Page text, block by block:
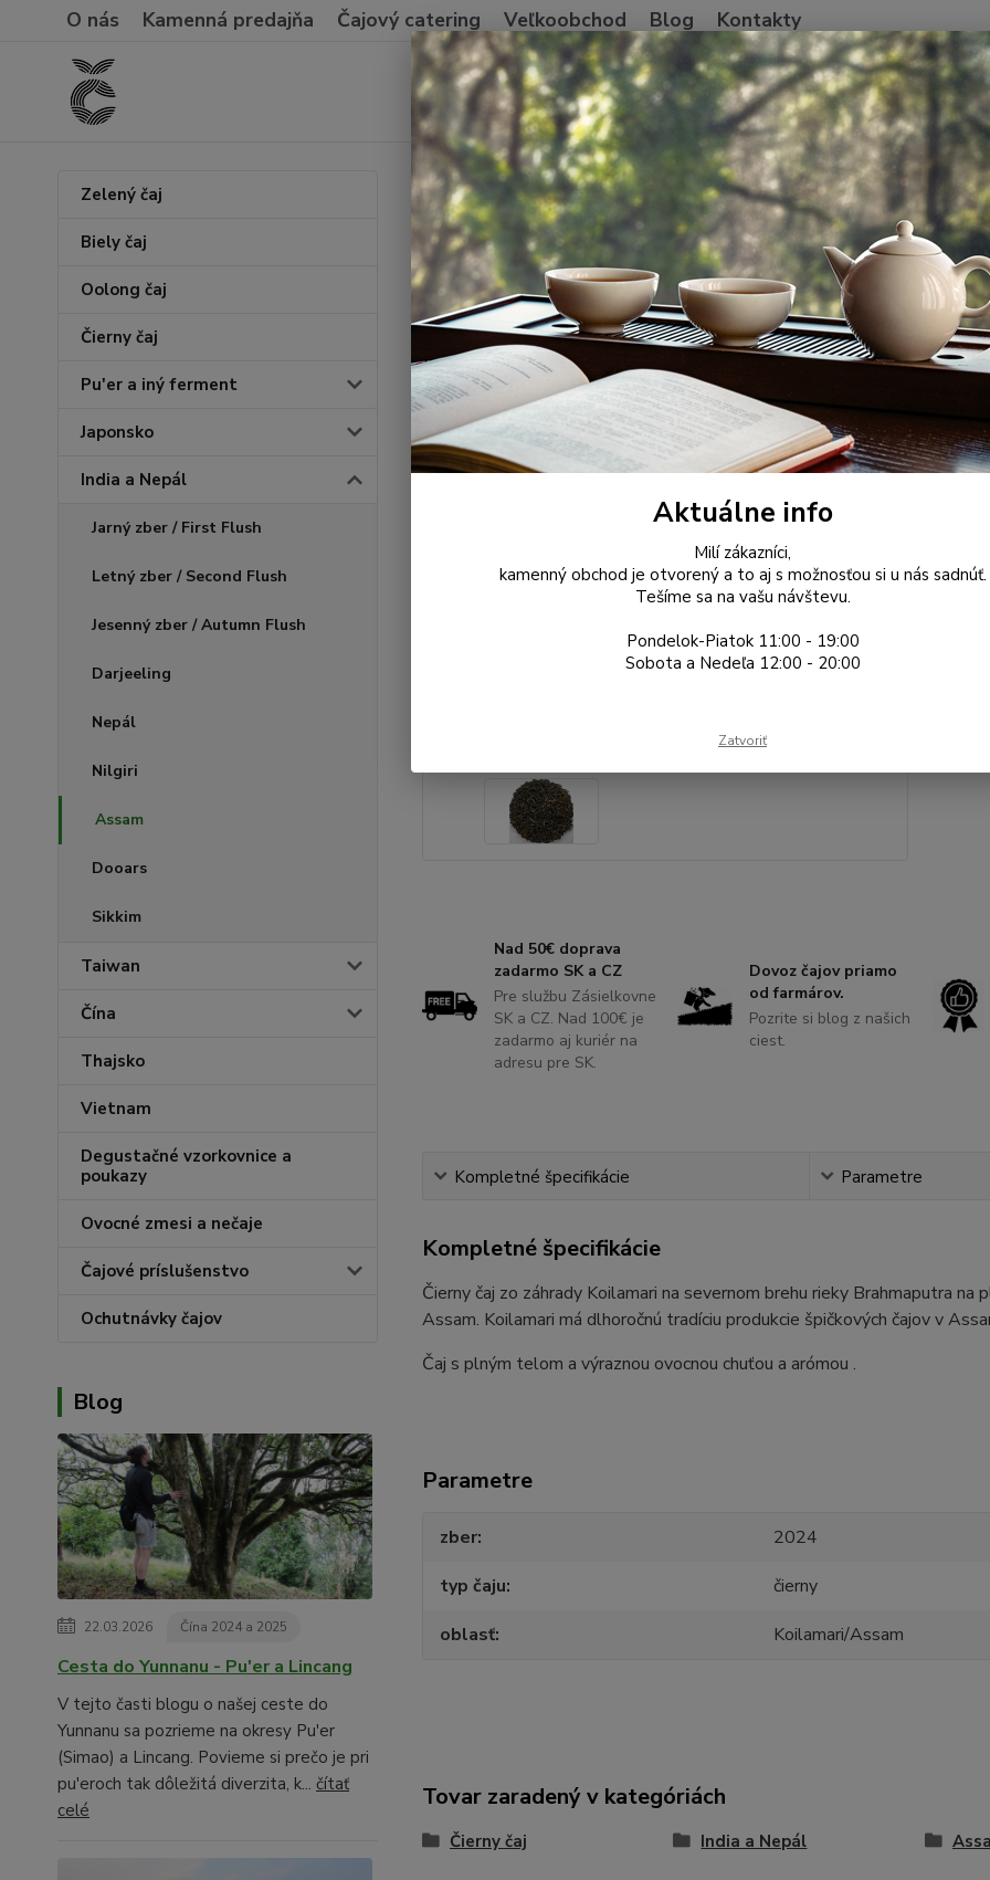
O nás Kamenná predajňa Čajový catering Veľkoobchod Blog Kontakty
Hľadať
Po-
Zelený čaj
Biely čaj
Oolong čaj
Čierny čaj
Pu'er a iný ferment
Japonsko
India a Nepál
Jarný zber / First Flush
Letný zber / Second Flush
Jesenný zber / Autumn Flush
Darjeeling
Nepál
Nilgiri
Assam
Dooars
Sikkim
Taiwan
Čína
Thajsko
Vietnam
Degustačné vzorkovnice a
poukazy
Ovocné zmesi a nečaje
Čajové príslušenstvo
Ochutnávky čajov
Blog
22.03.2026 Čína 2024 a 2025
Cesta do Yunnanu - Pu'er a Lincang
V tejto časti blogu o našej ceste do
Yunnanu sa pozrieme na okresy Pu'er
(Simao) a Lincang. Povieme si prečo je pri
pu'eroch tak dôležitá diverzita, k... čítať
celé
Úvod India a Nepál Assam Assam Koilamari 2024
Assam Koilamari 2024
Nad 50€ doprava
zadarmo SK a CZ
Pre službu Zásielkovne
SK a CZ. Nad 100€ je
zadarmo aj kuriér na
adresu pre SK.
Dovoz čajov priamo
od farmárov.
Pozrite si blog z našich
ciest.
Kompletné špecifikácie Parametre
Kompletné špecifikácie
Čierny čaj zo záhrady Koilamari na severnom brehu rieky Brahmaputra
Assam. Koilamari má dlhoročnú tradíciu produkcie špičkových čajov v
Čaj s plným telom a výraznou ovocnou chuťou a arómou .
Parametre
zber
2024
typ čaju
čierny
oblasť
Koilamari/Assam
Tovar zaradený v kategóriách
Čierny čaj India a Nepál
Aktuálne info
Milí zákazníci,
kamenný obchod je otvorený a to aj s možnosťou si u nás sadnúť.
Tešíme sa na vašu návštevu.
Pondelok-Piatok 11:00 - 19:00
Sobota a Nedeľa 12:00 - 20:00
Zatvoriť